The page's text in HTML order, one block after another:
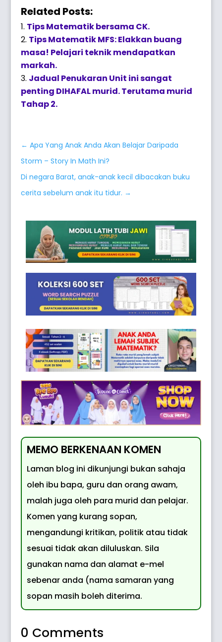
Related Posts:
Tips Matematik bersama CK.
Tips Matematik MFS: Elakkan buang
masa! Pelajari teknik mendapatkan
markah.
Jadual Penukaran Unit ini sangat
penting DIHAFAL murid. Terutama murid
Tahap 2.
←Apa Yang Anak Anda Akan Belajar Daripada
Storm – Story In Math Ini?
Di negara Barat, anak-anak kecil dibacakan buku
cerita sebelum anak itu tidur. →
MEMO BERKENAAN KOMEN
Laman blog ini dikunjungi bukan sahaja
oleh ibu bapa, guru dan orang awam,
malah juga oleh para murid dan pelajar.
Komen yang kurang sopan,
mengandungi kritikan, politik atau tidak
sesuai tidak akan diluluskan. Sila
gunakan nama dan alamat e-mel
sebenar anda (nama samaran yang
sopan masih boleh diterima.
0 Comments